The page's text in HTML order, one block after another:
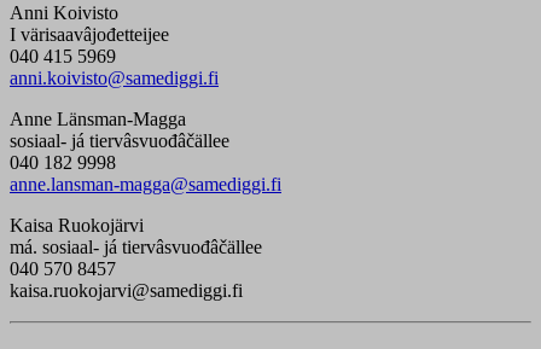
Anni Koivisto
I värisaavâjođetteijee
040 415 5969
anni.koivisto@samediggi.fi
Anne Länsman-Magga
sosiaal- já tiervâsvuođâčällee
040 182 9998
anne.lansman-magga@samediggi.fi
Kaisa Ruokojärvi
má. sosiaal- já tiervâsvuođâčällee
040 570 8457
kaisa.ruokojarvi@samediggi.fi